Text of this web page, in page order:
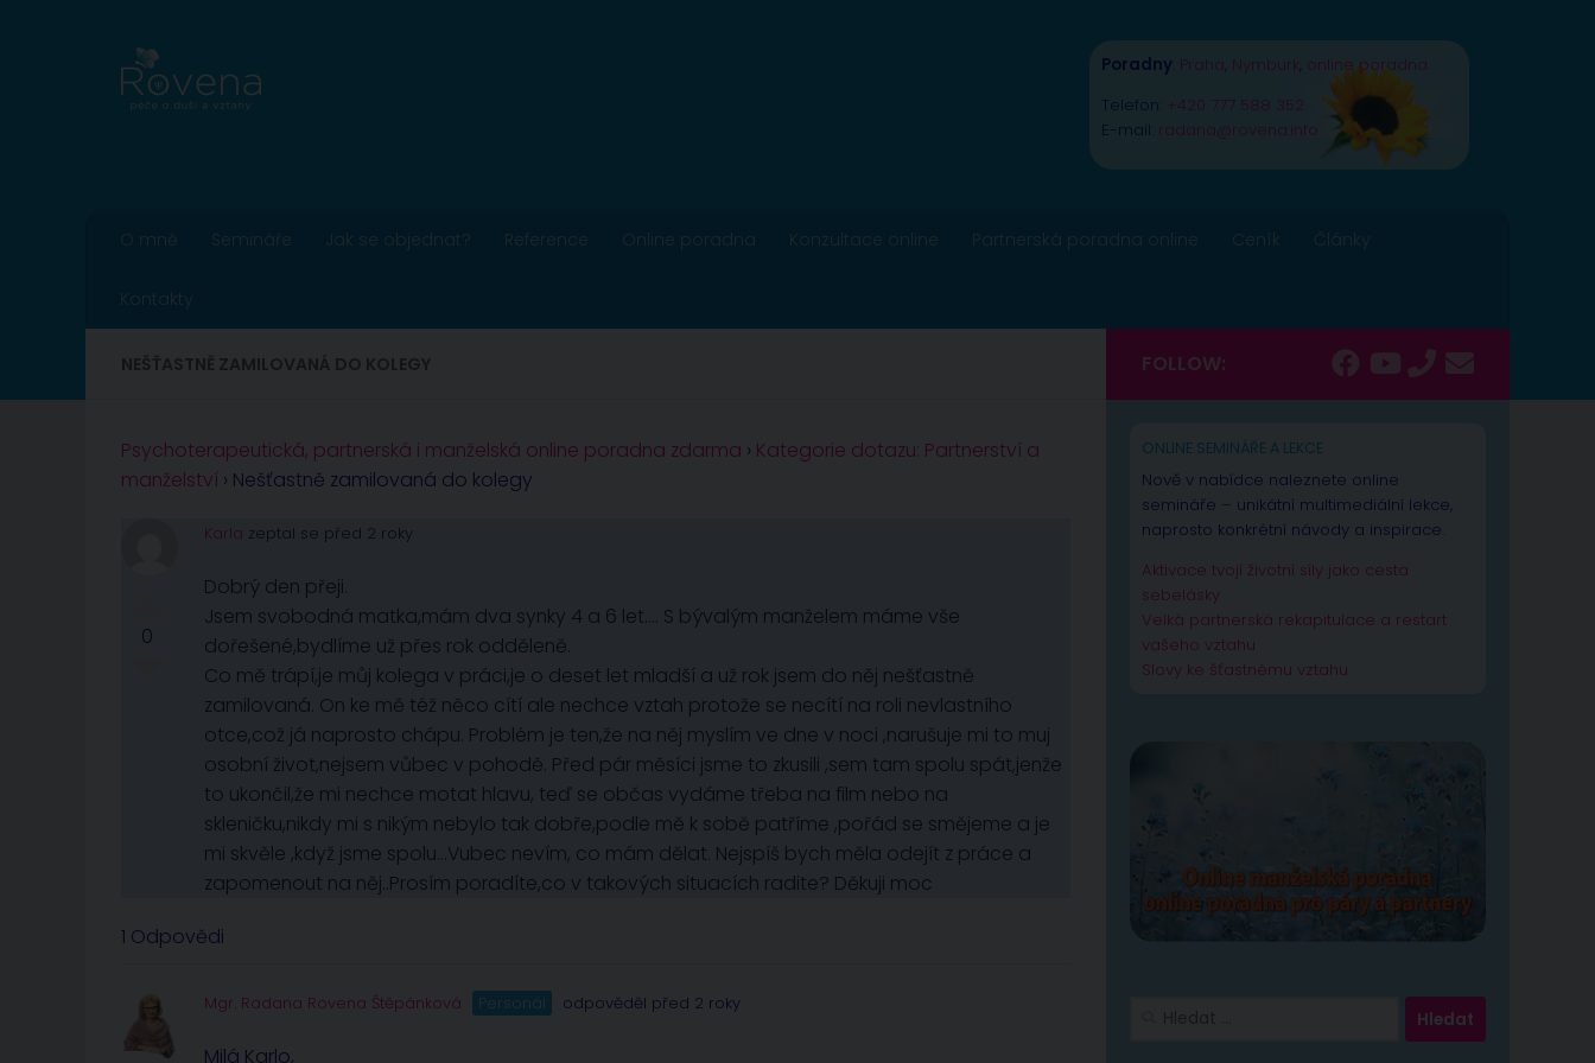
Poradny Praha Nymburk online poradna
Telefon: +420 777 588 352
E-mail: radana@rovena.info
O mně Semináře Jak se objednat? Reference Online poradna Konzultace online Partnerská poradna online Ceník Články
Kontakty
Psychoterapeutická, partnerská i manželská online poradna zdarma › Kategorie dotazu: Partnerství a
manželství › Nešťastně zamilovaná do kolegy
0
Karla zeptal se před 2 roky
Dobrý den přeji.
Jsem svobodná matka,mám dva synky 4 a 6 let…. S bývalým manželem máme vše
dořešené,bydlíme už přes rok odděleně.
Co mě trápí,je můj kolega v práci,je o deset let mladší a už rok jsem do něj nešťastně
zamilovaná. On ke mě též něco cítí ale nechce vztah protože se necítí na roli nevlastního
otce,což já naprosto chápu. Problém je ten,že na něj myslím ve dne v noci ,narušuje mi to muj
osobní život,nejsem vůbec v pohodě. Před pár měsíci jsme to zkusili ,sem tam spolu spát,jenže
to ukončil,že mi nechce motat hlavu, teď se občas vydáme třeba na film nebo na
skleničku,nikdy mi s nikým nebylo tak dobře,podle mě k sobě patříme ,pořád se smějeme a je
mi skvěle ,když jsme spolu…Vubec nevím, co mám dělat. Nejspíš bych měla odejít z práce a
zapomenout na něj..Prosím poradíte,co v takových situacích radite? Děkuji moc
1 Odpovědi
Mgr. Radana Rovena Štěpánková Personál odpověděl před 2 roky
Milá Karlo,
FOLLOW:
ONLINE SEMINÁŘE A LEKCE
Nově v nabídce naleznete online
semináře – unikátní multimediální lekce,
naprosto konkrétní návody a inspirace.
Aktivace tvojí životní síly jako cesta
sebelásky
Velká partnerská rekapitulace a restart
vašeho vztahu
Slovy ke šťastnému vztahu